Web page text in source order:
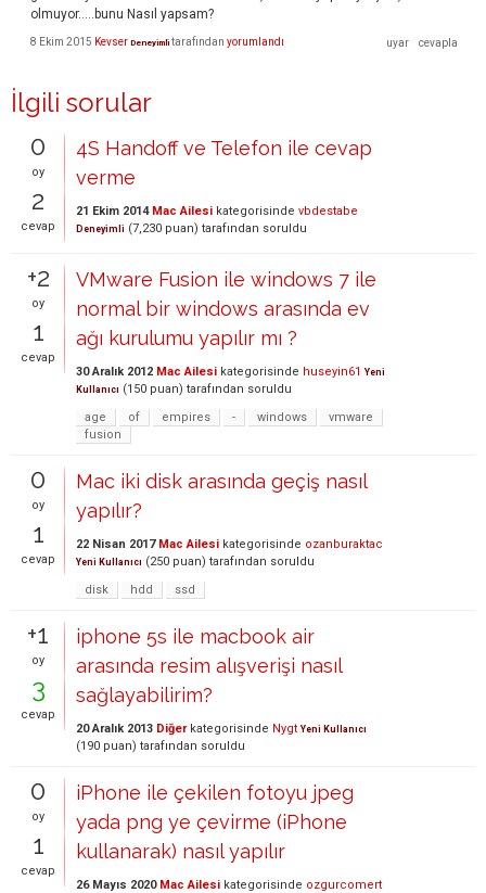
olmuyor.....bunu Nasıl yapsam?
8 Ekim 2015 Kevser Deneyimli tarafından yorumlandı
İlgili sorular
0
oy
2
cevap
4S Handoff ve Telefon ile cevap
verme
21 Ekim 2014 Mac Ailesi kategorisinde vbdestabe
Deneyimli (7,230 puan) tarafından soruldu
+2
oy
1
cevap
VMware Fusion ile windows 7 ile
normal bir windows arasında ev
ağı kurulumu yapılır mı ?
30 Aralık 2012 Mac Ailesi kategorisinde huseyin61 Yeni
Kullanıcı (150 puan) tarafından soruldu
age
of empires - windows
vmware
fusion
0
oy
1
cevap
Mac iki disk arasında geçiş nasıl
yapılır?
22 Nisan 2017 Mac Ailesi kategorisinde ozanburaktac
Yeni Kullanıcı (250 puan) tarafından soruldu
disk
hdd ssd
+1
oy
3
cevap
iphone 5s ile macbook air
arasında resim alışverişi nasıl
sağlayabilirim?
20 Aralık 2013 Diğerkategorisinde Nygt Yeni Kullanıcı
(190 puan) tarafından soruldu
0
oy
1
cevap
iPhone ile çekilen fotoyu jpeg
yada png ye çevirme (iPhone
kullanarak) nasıl yapılır
26 Mayıs 2020 Mac Ailesi kategorisinde ozgurcomert